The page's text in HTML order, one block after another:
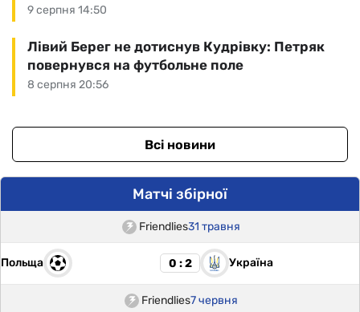
9 серпня 14:50
8 серпня 20:56
Лівий Берег не дотиснув Кудрівку: Петряк
повернувся на футбольне поле
Всі новини
Матчі збірної
Friendlies31 травня
Польща 0 : 2 Україна
Friendlies7 червня